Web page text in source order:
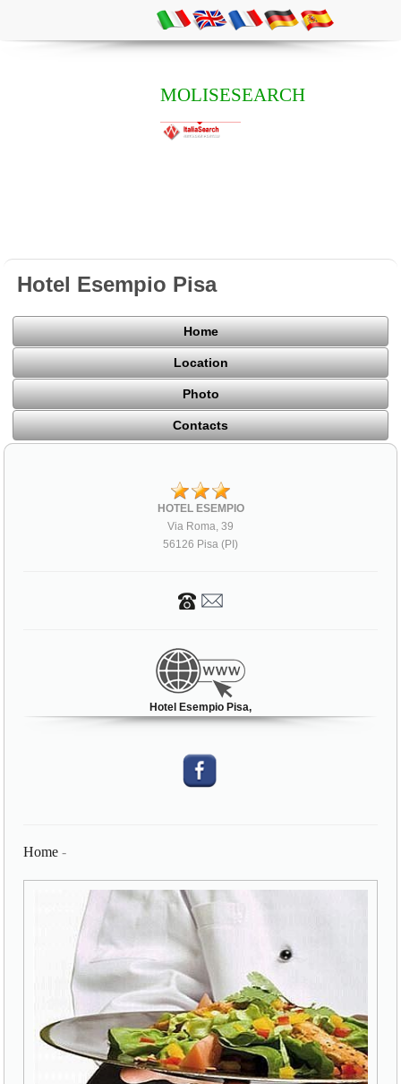
MOLISESEARCH
Hotel Esempio Pisa
Home
Location
Photo
Contacts
HOTEL ESEMPIO
Via Roma, 39
56126 Pisa (PI)
Hotel Esempio Pisa,
Home -